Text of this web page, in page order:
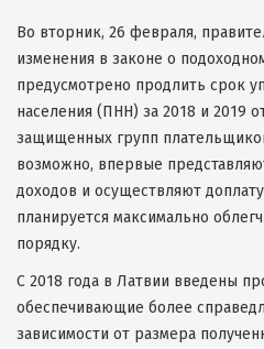
Во вторник, 26 февраля,
изменения в законе о
предусмотрено продлить срок
населения (ПНН) за 2018 и 2019
защищенных групп
возможно, впервые
доходов и осуществляют
планируется максимально
порядку.
С 2018 года в Латвии введены
обеспечивающие более
зависимости от размера